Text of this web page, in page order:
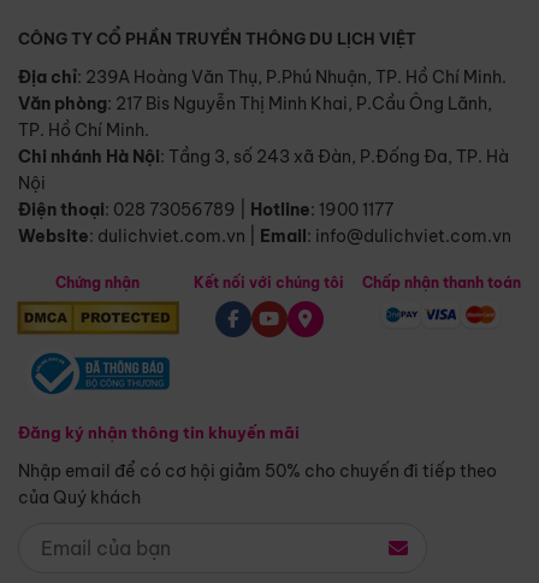
CÔNG TY CỔ PHẦN TRUYỀN THÔNG DU LỊCH VIỆT
Địa chỉ: 239A Hoàng Văn Thụ, P.Phú Nhuận, TP. Hồ Chí Minh.
Văn phòng: 217 Bis Nguyễn Thị Minh Khai, P.Cầu Ông Lãnh,
TP. Hồ Chí Minh.
Chi nhánh Hà Nội: Tầng 3, số 243 xã Đàn, P.Đống Đa, TP. Hà
Nội
Điện thoại: 028 73056789 Hotline: 1900 1177
Website: dulichviet.com.vn Email: info@dulichviet.com.vn
Chứng nhận
Đăng ký nhận thông tin khuyến mãi
Nhập email để có cơ hội giảm 50% cho chuyến đi tiếp theo
của Quý khách
Kết nối với chúng tôi Chấp nhận thanh toán